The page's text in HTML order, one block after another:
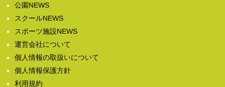
公園NEWS
スクールNEWS
スポーツ施設NEWS
運営会社について
個人情報の取扱いについて
個人情報保護方針
利用規約